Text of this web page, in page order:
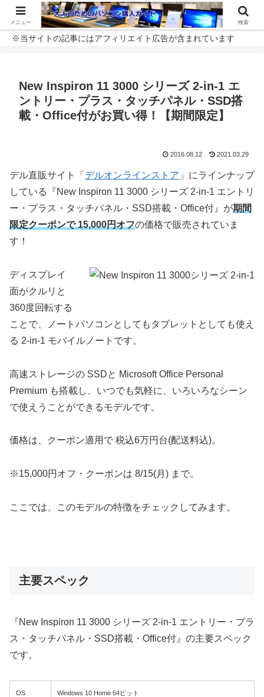
※当サイトの記事にはアフィリエイト広告が含まれています
New Inspiron 11 3000 シリーズ 2-in-1 エ
ントリー・プラス・タッチパネル・SSD搭
載・Office付がお買い得！【期間限定】
2016.08.12 2021.03.29
デル直販サイト「 デルオンラインストア 」にラインナップ
している『New Inspiron 11 3000 シリーズ 2-in-1 エントリ
ー・プラス・タッチパネル・SSD搭載・Office付』が期間
限定クーポンで 15,000円オフの価格で販売されていま
す！
ディスプレイ
面がクルリと
360度回転する
ことで、ノートパソコンとしてもタブレットとしても使え
る 2-in-1 モバイルノートです。
高速ストレージの SSDと Microsoft Office Personal
Premium も搭載し、いつでも気軽に、いろいろなシーン
で使えうことができるモデルです。
価格は、クーポン適用で 税込6万円台(配送料込)。
※15,000円オフ・クーポンは 8/15(月) まで。
ここでは、このモデルの特徴をチェックしてみます。
主要スペック
『New Inspiron 11 3000 シリーズ 2-in-1 エントリー・プラ
ス・タッチパネル・SSD搭載・Office付』の主要スペック
です。
OS Windows 10 Home 64ビット
メニュー 検索